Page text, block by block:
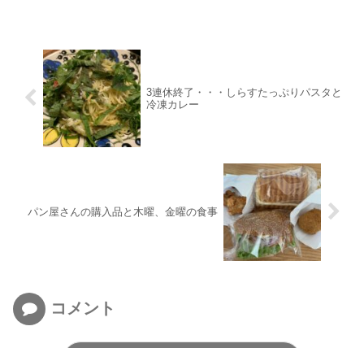
3連休終了・・・しらすたっぷりパスタと
冷凍カレー
パン屋さんの購入品と木曜、金曜の食事
コメント